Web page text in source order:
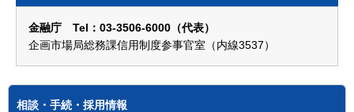
金融庁 Tel：03-3506-6000（代表）
企画市場局総務課信用制度参事官室（内線3537）
相談・手続・採用情報